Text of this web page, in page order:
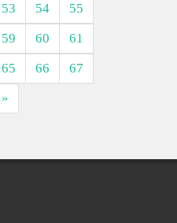
53 54
55
59 60
61
65 66
67
»